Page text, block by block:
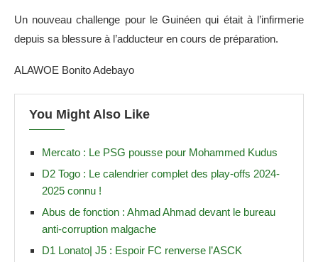
Un nouveau challenge pour le Guinéen qui était à l’infirmerie
depuis sa blessure à l’adducteur en cours de préparation.
ALAWOE Bonito Adebayo
You Might Also Like
Mercato : Le PSG pousse pour Mohammed Kudus
D2 Togo : Le calendrier complet des play-offs 2024-
2025 connu !
Abus de fonction : Ahmad Ahmad devant le bureau
anti-corruption malgache
D1 Lonato| J5 : Espoir FC renverse l’ASCK